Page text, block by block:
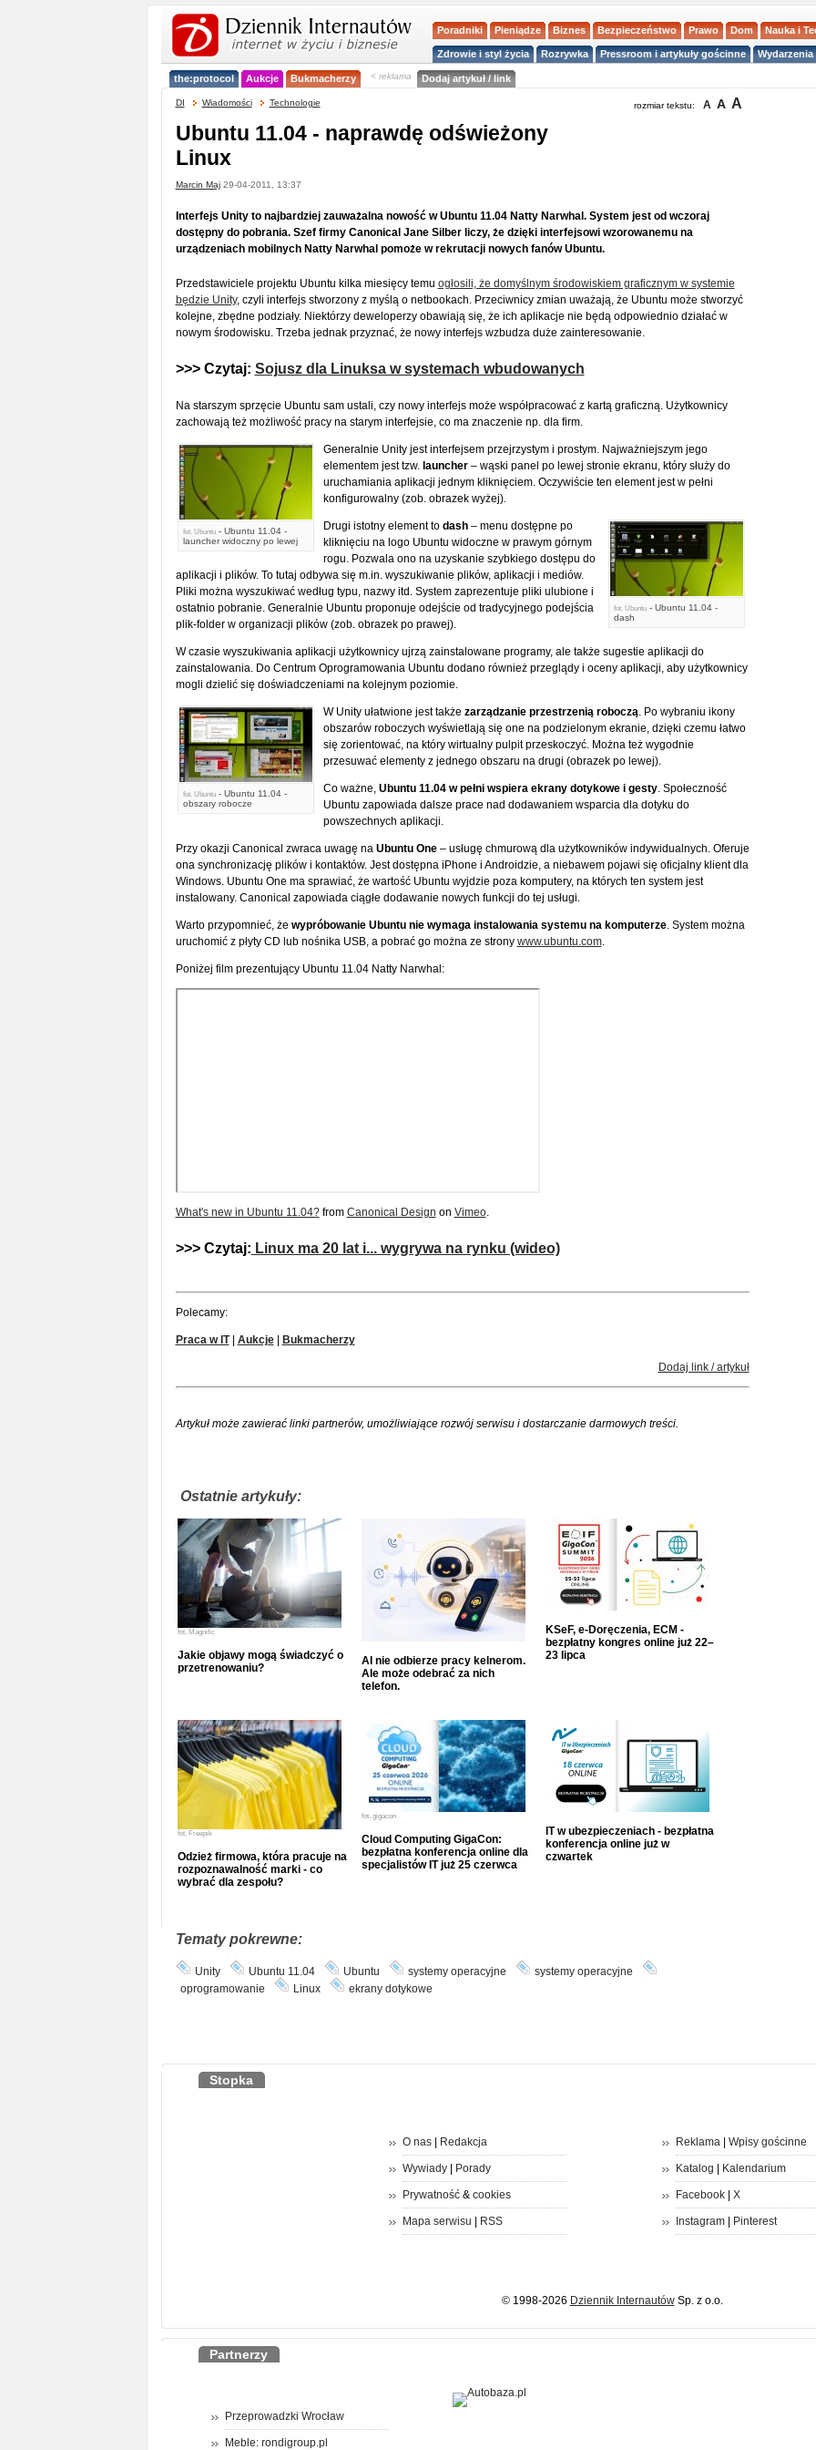
Poradniki Pieniądze Biznes Bezpieczeństwo Prawo Dom Nauka i
Zdrowie i styl życia Rozrywka Pressroom i artykuły gościnne
the:protocol Aukcje Bukmacherzy < reklama Dodaj artykuł / link
DI Wiadomości Technologie rozmiar tekstu: A A A
Ubuntu 11.04 - naprawdę odświeżony
Linux
Marcin Maj29-04-2011, 13:37
Interfejs Unity to najbardziej zauważalna nowość w Ubuntu 11.04 Natty Narwhal. System jest od wczoraj
dostępny do pobrania. Szef firmy Canonical Jane Silber liczy, że dzięki interfejsowi wzorowanemu na
urządzeniach mobilnych Natty Narwhal pomoże w rekrutacji nowych fanów Ubuntu.
Przedstawiciele projektu Ubuntu kilka miesięcy temu ogłosili, że domyślnym środowiskiem graficznym w systemie
będzie Unity, czyli interfejs stworzony z myślą o netbookach. Przeciwnicy zmian uważają, że Ubuntu może stworzyć
kolejne, zbędne podziały. Niektórzy deweloperzy obawiają się, że ich aplikacje nie będą odpowiednio działać w
nowym środowisku. Trzeba jednak przyznać, że nowy interfejs wzbudza duże zainteresowanie.
>>> Czytaj: Sojusz dla Linuksa w systemach wbudowanych
Na starszym sprzęcie Ubuntu sam ustali, czy nowy interfejs może współpracować z kartą graficzną. Użytkownicy
zachowają też możliwość pracy na starym interfejsie, co ma znaczenie np. dla firm.
fot. Ubuntu- Ubuntu 11.04 -
launcher widoczny po lewej
Generalnie Unity jest interfejsem przejrzystym i prostym. Najważniejszym jego
elementem jest tzw. launcher– wąski panel po lewej stronie ekranu, który służy do
uruchamiania aplikacji jednym kliknięciem. Oczywiście ten element jest w pełni
konfigurowalny (zob. obrazek wyżej).
fot. Ubuntu- Ubuntu 11.04 -
dash
Drugi istotny element to dash– menu dostępne po
kliknięciu na logo Ubuntu widoczne w prawym górnym
rogu. Pozwala ono na uzyskanie szybkiego dostępu do
aplikacji i plików. To tutaj odbywa się m.in. wyszukiwanie plików, aplikacji i mediów.
Pliki można wyszukiwać według typu, nazwy itd. System zaprezentuje pliki ulubione i
ostatnio pobranie. Generalnie Ubuntu proponuje odejście od tradycyjnego podejścia
plik-folder w organizacji plików (zob. obrazek po prawej).
W czasie wyszukiwania aplikacji użytkownicy ujrzą zainstalowane programy, ale także sugestie aplikacji do
zainstalowania. Do Centrum Oprogramowania Ubuntu dodano również przeglądy i oceny aplikacji, aby użytkownicy
mogli dzielić się doświadczeniami na kolejnym poziomie.
fot. Ubuntu- Ubuntu 11.04 -
obszary robocze
W Unity ułatwione jest także zarządzanie przestrzenią roboczą. Po wybraniu ikony
obszarów roboczych wyświetlają się one na podzielonym ekranie, dzięki czemu łatwo
się zorientować, na który wirtualny pulpit przeskoczyć. Można też wygodnie
przesuwać elementy z jednego obszaru na drugi (obrazek po lewej).
Co ważne, Ubuntu 11.04 w pełni wspiera ekrany dotykowe i gesty. Społeczność
Ubuntu zapowiada dalsze prace nad dodawaniem wsparcia dla dotyku do
powszechnych aplikacji.
Przy okazji Canonical zwraca uwagę na Ubuntu One– usługę chmurową dla użytkowników indywidualnych. Oferuje
ona synchronizację plików i kontaktów. Jest dostępna iPhone i Androidzie, a niebawem pojawi się oficjalny klient dla
Windows. Ubuntu One ma sprawiać, że wartość Ubuntu wyjdzie poza komputery, na których ten system jest
instalowany. Canonical zapowiada ciągłe dodawanie nowych funkcji do tej usługi.
Warto przypomnieć, że wypróbowanie Ubuntu nie wymaga instalowania systemu na komputerze. System można
uruchomić z płyty CD lub nośnika USB, a pobrać go można ze strony www.ubuntu.com.
Poniżej film prezentujący Ubuntu 11.04 Natty Narwhal:
What's new in Ubuntu 11.04?from Canonical Design on Vimeo.
>>> Czytaj: Linux ma 20 lat i... wygrywa na rynku (wideo)
Polecamy:
Praca w IT| Aukcje| Bukmacherzy
Dodaj link / artykuł
Artykuł może zawierać linki partnerów, umożliwiające rozwój serwisu i dostarczanie darmowych treści.
Ostatnie artykuły:
fot. Magnific
Jakie objawy mogą świadczyć o
przetrenowaniu?
AI nie odbierze pracy kelnerom.
Ale może odebrać za nich
telefon.
KSeF, e-Doręczenia, ECM -
bezpłatny kongres online już 22–
23 lipca
fot. Freepik
Odzież firmowa, która pracuje na
rozpoznawalność marki - co
wybrać dla zespołu?
fot. gigacon
Cloud Computing GigaCon:
bezpłatna konferencja online dla
specjalistów IT już 25 czerwca
IT w ubezpieczeniach - bezpłatna
konferencja online już w
czwartek
Tematy pokrewne:
Unity Ubuntu 11.04 Ubuntu systemy operacyjne
systemy operacyjne
oprogramowanie
Linux ekrany dotykowe
Stopka
O nas| Redakcja
Wywiady| Porady
Prywatność& cookies
Mapa serwisu RSS
Reklama| Wpisy gościnne
Katalog Kalendarium
Facebook| X
Instagram| Pinterest
© 1998-2026 Dziennik InternautówSp. z o.o.
Partnerzy
Przeprowadzki Wrocław
Meble: rondigroup.pl